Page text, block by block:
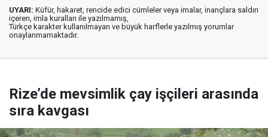
UYARI: Küfür, hakaret, rencide edici cümleler veya imalar, inançlara saldırı
içeren, imla kuralları ile yazılmamış,
Türkçe karakter kullanılmayan ve büyük harflerle yazılmış yorumlar
onaylanmamaktadır.
Rize’de mevsimlik çay işçileri arasında
sıra kavgası